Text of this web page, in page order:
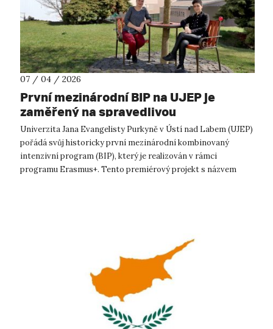
07 / 04 / 2026
První mezinárodní BIP na UJEP je
zaměřený na spravedlivou
transformaci
Univerzita Jana Evangelisty Purkyně v Ústí nad Labem (UJEP)
pořádá svůj historicky první mezinárodní kombinovaný
intenzivní program (BIP), který je realizován v rámci
programu Erasmus+. Tento premiérový projekt s názvem